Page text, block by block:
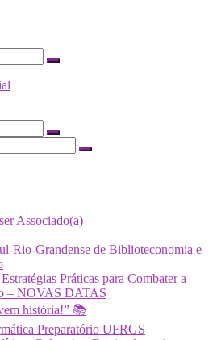
Search
Search
Search
Associado(a)
Rio-Grandense de Biblioteconomia e
Práticas para Combater a
– NOVAS DATAS
história!” 📚
Preparatório UFRGS